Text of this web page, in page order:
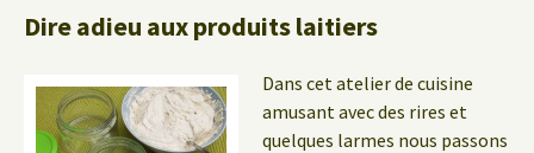
Dire adieu aux produits laitiers
Dans cet atelier de cuisine
amusant avec des rires et
quelques larmes nous passons